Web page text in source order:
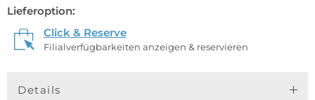
Lieferoption:
Click & Reserve
Filialverfügbarkeiten anzeigen & reservieren
Details